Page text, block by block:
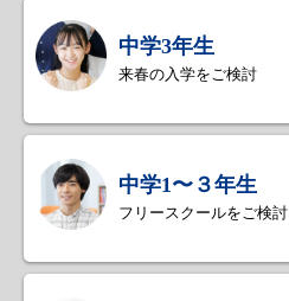
中学3年生
来春の入学をご検討
中学1〜３年生
フリースクールをご検討